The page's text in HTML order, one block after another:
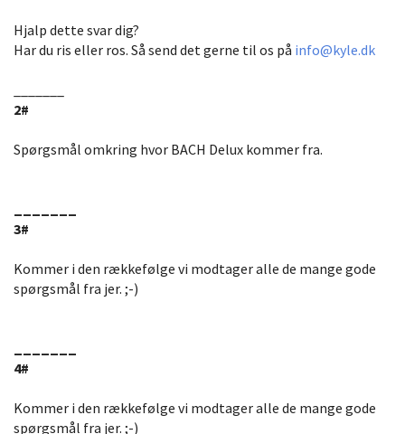
Hjalp dette svar dig?
Har du ris eller ros. Så send det gerne til os på info@kyle.dk
2#
Spørgsmål omkring hvor BACH Delux kommer fra.
3#
Kommer i den rækkefølge vi modtager alle de mange gode
spørgsmål fra jer. ;-)
4#
Kommer i den rækkefølge vi modtager alle de mange gode
spørgsmål fra jer. ;-)